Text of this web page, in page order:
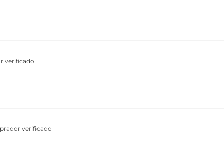
verificado
verificado